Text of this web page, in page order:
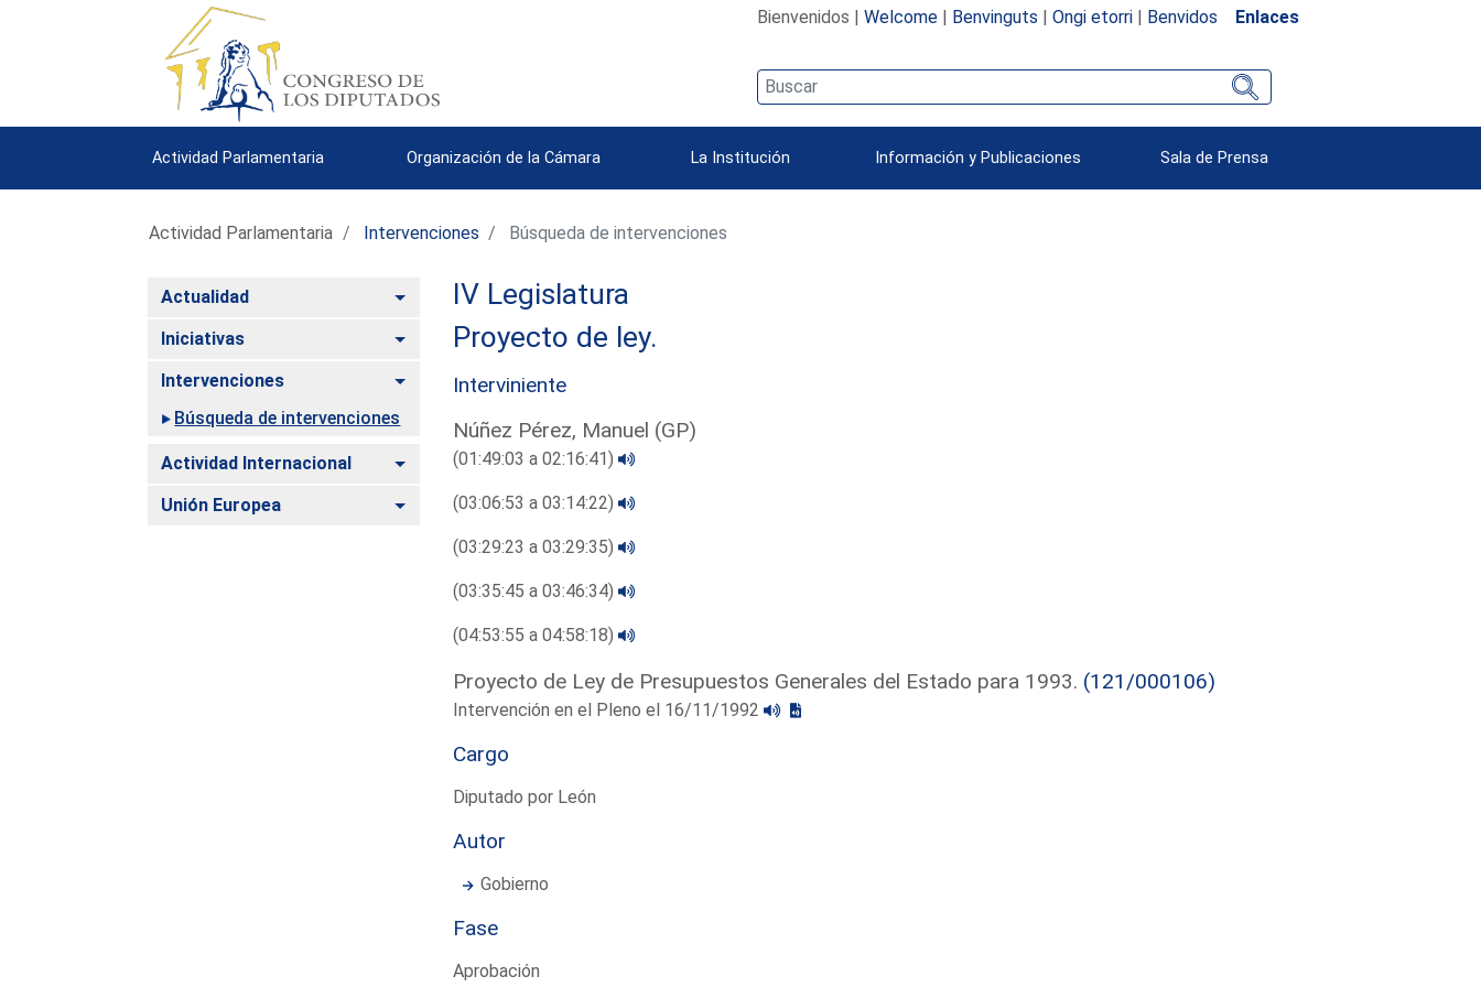
Bienvenidos | Welcome| Benvinguts | Ongi etorri| Benvidos Enlaces
Actividad Parlamentaria Organización de la Cámara La Institución Información y Publicaciones Sala de Prensa
Actividad Parlamentaria Intervenciones Búsqueda de intervenciones
Actualidad Alternar
Iniciativas Alternar
Intervenciones
Alternar
Búsqueda de intervenciones
Actividad Internacional Alternar
Unión Europea Alternar
IV Legislatura
Proyecto de ley.
Interviniente
Núñez Pérez, Manuel (GP)
(01:49:03 a 02:16:41)
(03:06:53 a 03:14:22)
(03:29:23 a 03:29:35)
(03:35:45 a 03:46:34)
(04:53:55 a 04:58:18)
Proyecto de Ley de Presupuestos Generales del Estado para 1993. (121/000106)
Intervención en el Pleno el 16/11/1992
Cargo
Diputado por León
Autor
Gobierno
Fase
Aprobación